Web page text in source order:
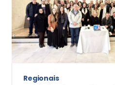
Regionais